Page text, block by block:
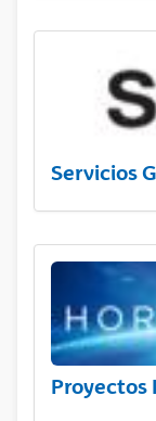
Servicios
Proyectos